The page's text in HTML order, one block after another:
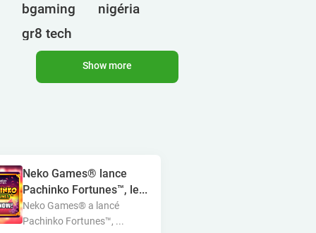
bgaming
nigéria
gr8 tech
cryptomonnaies
ct interactive
ghana
mancala gaming
elk
nolimit
Show more
Neko Games® lance
Pachinko Fortunes™, le...
Neko Games® a lancé
Pachinko Fortunes™, ...